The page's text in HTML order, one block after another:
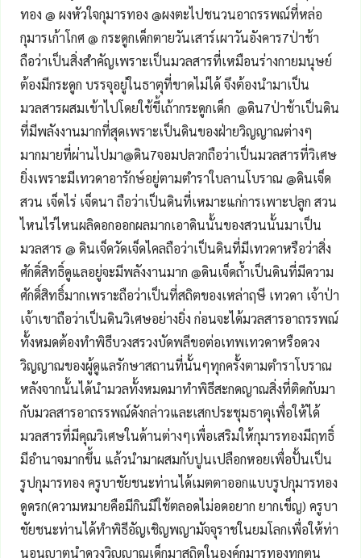
ทอง @ ผงหัวใจกุมารทอง @ผงตะไปชนวนอาถรรพณ์ที่หล่อ
กุมารเก้าโกศ @ กระดูกเด็กตายวันเสาร์เผาวันอังคาร7ป่าช้า
ถือว่าเป็นสิ่งสำคัญเพราะเป็นมวลสารที่เหมือนร่างกายมนุษย์
ต้องมีกระดูก บรรจุอยู่ในธาตุที่ขาดไม่ได้ จึงต้องนำมาเป็น
มวลสารผสมเข้าไปโดยใช้ขี้เถ้ากระดูกเด็ก @ดิน7ป่าช้าเป็นดิน
ที่มีพลังงานมากที่สุดเพราะเป็นดินของฝ่ายวิญญาณต่างๆ
มากมายที่ผ่านไปมา@ดิน7จอมปลวกถือว่าเป็นมวลสารที่วิเศษ
ยิ่งเพราะมีเทวดาอารักษ์อยู่ตามตำราใบลานโบราณ @ดินเจ็ด
สวน เจ็ดไร่ เจ็ดนา ถือว่าเป็นดินที่เหมาะแก่การเพาะปลูก สวน
ไหนไร่ไหนผลิดอกออกผลมากเอาดินนั้นของสวนนั้นมาเป็น
มวลสาร @ ดินเจ็ดวัดเจ็ดไคลถือว่าเป็นดินที่มีเทวดาหรือว่าสิ่ง
ศักดิ์สิทธิ์ดูแลอยู่จะมีพลังงานมาก @ดินเจ็ดถ้ำเป็นดินที่มีความ
ศักดิ์สิทธิ์มากเพราะถือว่าเป็นที่สถิตของเหล่าฤษี เทวดา เจ้าป่า
เจ้าเขาถือว่าเป็นดินวิเศษอย่างยิ่ง ก่อนจะได้มวลสารอาถรรพณ์
ทั้งหมดต้องทำพิธีบวงสรวงบัดพลีขอต่อเทพเทวดาหรือดวง
วิญญาณของผู้ดูแลรักษาสถานที่นั้นๆทุกครั้งตามตำราโบราณ
หลังจากนั้นได้นำมวลทั้งหมดมาทำพิธีสะกดญาณสิ่งที่ติดกับมา
กับมวลสารอาถรรพณ์ดังกล่าวและเสกประชุมธาตุเพื่อให้ได้
มวลสารที่มีคุณวิเศษในด้านต่างๆเพื่อเสริมให้กุมารทองมีฤทธิ์
มีอำนาจมากขึ้น แล้วนำมาผสมกับปูนเปลือกหอยเพื่อปั้นเป็น
รูปกุมารทอง ครูบาชัยชนะท่านได้เมตตาออกแบบรูปกุมารทอง
ดูดรก(ความหมายคือมีกินมีใช้ตลอดไม่อดอยาก ยากเข็ญ) ครูบา
ชัยชนะท่านได้ทำพิธีอัญเชิญพญามัจจุราชในยมโลกเพื่อให้ท่า
นอนุญาตนำดวงวิญญาณเด็กมาสถิตในองค์กุมารทองทุกตน